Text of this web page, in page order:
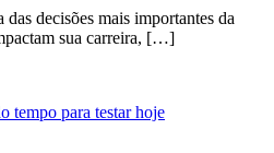
decisões mais importantes da
sua carreira, […]